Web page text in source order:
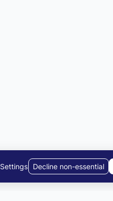
Settings Decline non-essential